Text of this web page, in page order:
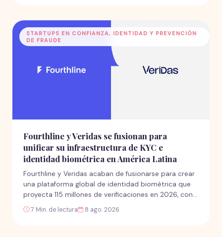
en América Latina. La pregunta que ningún
comunicado de prensa puede responder es si su
mandato producirá un diálogo genuino de política
pública con la región, o simplemente le abrirá el
camino al mercado.
STARTUPS EN CONFIANZA, IDENTIDAD Y PREVENCIÓN
DE FRAUDE
Fourthline y Veridas se fusionan para
unificar su infraestructura de KYC e
identidad biométrica en América Latina
Fourthline y Veridas acaban de fusionarse para crear
una plataforma global de identidad biométrica que
proyecta 115 millones de verificaciones en 2026, con
América Latina como objetivo estratégico central.
Pero detrás del anuncio hay preguntas estructurales
7 Min. de lectura 8 ago. 2026